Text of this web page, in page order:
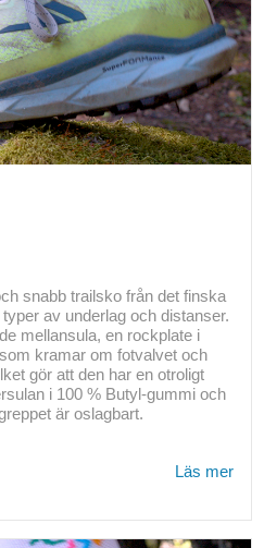
snabb trailsko från det finska
av underlag och distanser.
mellansula, en rockplate i
kramar om fotvalvet och
gör att den har en otroligt
i 100 % Butyl-gummi och
är oslagbart.
Läs mer